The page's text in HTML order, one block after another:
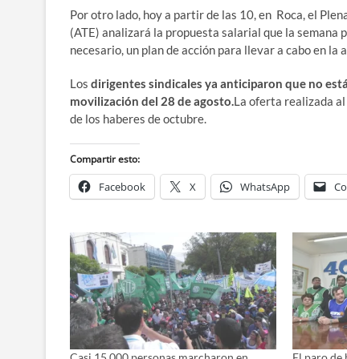
Por otro lado, hoy a partir de las 10, en Roca, el
(ATE) analizará la propuesta salarial que la
necesario, un plan de acción para llevar a cabo en la
Los dirigentes sindicales ya anticiparon que no
movilización del 28 de agosto. La oferta realizada
de los haberes de octubre.
Compartir esto:
Facebook X WhatsApp